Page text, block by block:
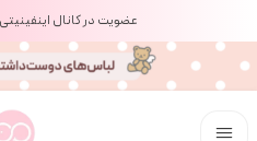
عضویت در کانال